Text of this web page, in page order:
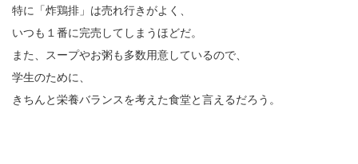
特に「炸鶏排」は売れ行きがよく、
いつも１番に完売してしまうほどだ。
また、スープやお粥も多数用意しているので、
学生のために、
きちんと栄養バランスを考えた食堂と言えるだろう。